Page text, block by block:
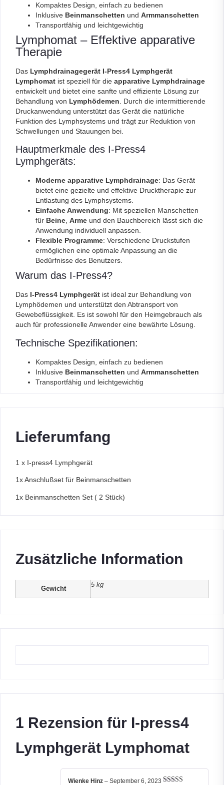
Kompaktes Design, einfach zu bedienen
Inklusive Beinmanschetten und Armmanschetten
Transportfähig und leichtgewichtig
Lymphomat – Effektive apparative
Therapie
Das Lymphdrainagegerät I-Press4 Lymphgerät
Lymphomat ist speziell für die apparative Lymphdrainage
entwickelt und bietet eine sanfte und effiziente Lösung zur
Behandlung von Lymphödemen . Durch die intermittierende
Druckanwendung unterstützt das Gerät die natürliche
Funktion des Lymphsystems und trägt zur Reduktion von
Schwellungen und Stauungen bei.
Hauptmerkmale des I-Press4
Lymphgeräts:
Moderne apparative Lymphdrainage: Das Gerät
bietet eine gezielte und effektive Drucktherapie zur
Entlastung des Lymphsystems.
Einfache Anwendung: Mit speziellen Manschetten
für Beine, Arme und den Bauchbereich lässt sich die
Anwendung individuell anpassen.
Flexible Programme: Verschiedene Druckstufen
ermöglichen eine optimale Anpassung an die
Bedürfnisse des Benutzers.
Warum das I-Press4?
Das I-Press4 Lymphgerät ist ideal zur Behandlung von
Lymphödemen und unterstützt den Abtransport von
Gewebeflüssigkeit. Es ist sowohl für den Heimgebrauch als
auch für professionelle Anwender eine bewährte Lösung.
Technische Spezifikationen:
Kompaktes Design, einfach zu bedienen
Inklusive Beinmanschetten und Armmanschetten
Transportfähig und leichtgewichtig
Lieferumfang
1 x I-press4 Lymphgerät
1x Anschlußset für Beinmanschetten
1x Beinmanschetten Set ( 2 Stück)
Zusätzliche Information
Gewicht
5 kg
1 Rezension für I-press4
Lymphgerät Lymphomat
Wienke Hinz – September 6, 2023